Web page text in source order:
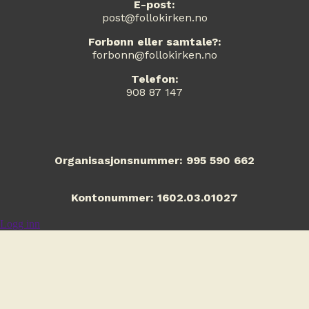
E-post:
post@follokirken.no
Forbønn eller samtale?:
forbonn@follokirken.no
Telefon:
908 87 147
Organisasjonsnummer: 995 590 662
Kontonummer: 1602.03.01027
Logg inn